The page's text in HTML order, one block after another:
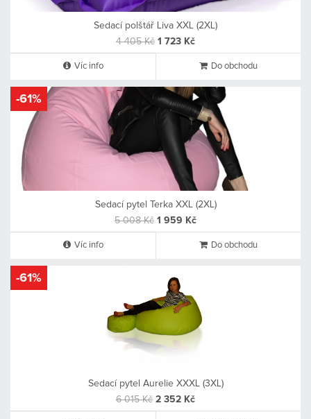
Sedací polštář Liva XXL (2XL)
4 405 Kč 1 723 Kč
Víc info Do obchodu
-61%
Sedací pytel Terka XXL (2XL)
5 008 Kč 1 959 Kč
Víc info Do obchodu
-61%
Sedací pytel Aurelie XXXL (3XL)
6 015 Kč 2 352 Kč